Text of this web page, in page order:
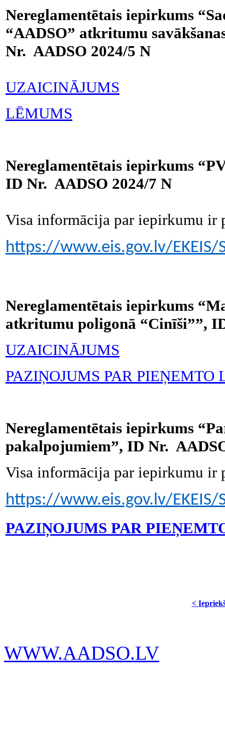
Nereglamentētais iepirkums
“AADSO” atkritumu
Nr. AADSO 2024/5 N
UZAICINĀJUMS
LĒMUMS
Nereglamentētais iepirkums
ID Nr. AADSO 2024/7 N
Visa informācija par iepirkumu ir
https://www.eis.gov.lv/
Nereglamentētais iepirkums
atkritumu poligonā “Cinīši””,
UZAICINĀJUMS
PAZIŅOJUMS PAR
Nereglamentētais iepirkums
pakalpojumiem”, ID Nr.
Visa informācija par iepirkumu ir
https://www.eis.gov.lv/
PAZIŅOJUMS PAR
<
WWW.AADSO.LV